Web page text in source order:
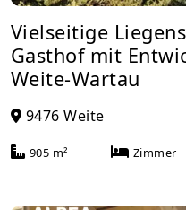
Vielseitige
Gasthof mit
Weite-Wartau
9476 Weite
905 m² Zimmer